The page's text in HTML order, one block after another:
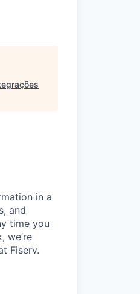
in a
and
time you
we’re
Fiserv.